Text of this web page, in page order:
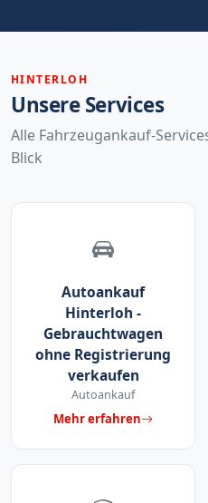
HINTERLOH
Unsere Services
Alle Fahrzeugankauf-
Blick
Autoankauf
Hinterloh -
Gebrauchtwagen
ohne Registrierung
verkaufen
Autoankauf
Mehr erfahren